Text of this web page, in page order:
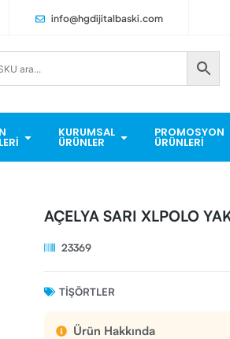
info@hgdijitalbaski.com
KURUMSAL
ÜRÜNLER
PROMOSYON
ÜRÜNLERI
AÇELYA SARI XLPOLO
23369
TIŞÖRTLER
Ürün Hakkında